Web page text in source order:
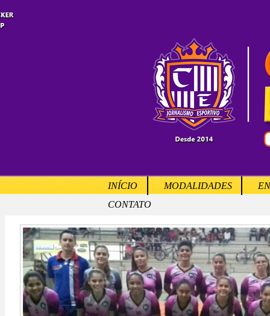
INÍCIO MODALIDADES
CONTATO